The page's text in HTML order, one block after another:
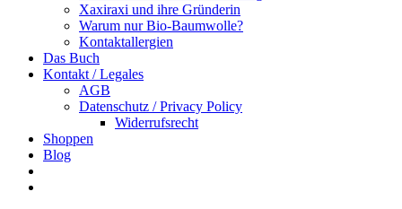
Xaxiraxi und ihre Gründerin
Warum nur Bio-Baumwolle?
Kontaktallergien
Das Buch
Kontakt / Legales
AGB
Datenschutz / Privacy Policy
Widerrufsrecht
Shoppen
Blog